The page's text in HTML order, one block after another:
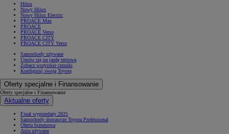
Hilux
Nowy Hilux
Nowy Hilux Electric
PROACE Max
PROACE
PROACE Verso
PROACE CITY
PROACE CITY Verso
Samochody używane
Umów się na jazdę testową
Zobacz wszystkie cenniki
Konfiguruj swoją Toyotę
Oferty specjalne i Finansowanie
Oferty specjalne i Finansowanie
Aktualne oferty
Finał wyprzedaży 2025
Samochody dostawcze Toyota Professional
Oferta biznesowa
Auta używane